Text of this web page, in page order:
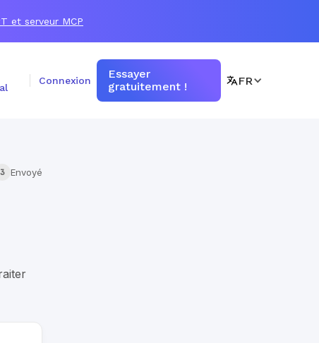
et serveur MCP
Connexion
Essayer
gratuitement !
FR
3 Envoyé